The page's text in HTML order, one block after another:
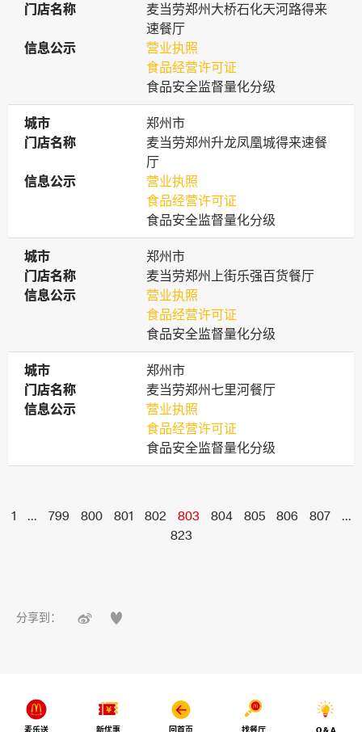
门店名称
门店名称
麦当劳郑州大桥石化天河路得来
速餐厅
信息公示
信息公示
营业执照
食品经营许可证
食品安全监督量化分级
城市
城市
郑州市
门店名称
门店名称
麦当劳郑州升龙凤凰城得来速餐
厅
信息公示
信息公示
营业执照
食品经营许可证
食品安全监督量化分级
城市
城市
郑州市
门店名称
门店名称
麦当劳郑州上街乐强百货餐厅
信息公示
信息公示
营业执照
食品经营许可证
食品安全监督量化分级
城市
城市
郑州市
门店名称
门店名称
麦当劳郑州七里河餐厅
信息公示
信息公示
营业执照
食品经营许可证
食品安全监督量化分级
1 ... 799 800 801 802 803 804 805 806 807
...
823
分享到：  